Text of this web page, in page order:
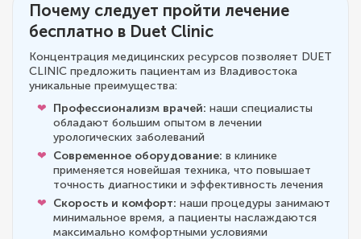
Почему следует пройти лечение
бесплатно в Duet Clinic
Концентрация медицинских ресурсов позволяет DUET
CLINIC предложить пациентам из Владивостока
уникальные преимущества:
Профессионализм врачей: наши специалисты
обладают большим опытом в лечении
урологических заболеваний
Современное оборудование: в клинике
применяется новейшая техника, что повышает
точность диагностики и эффективность лечения
Скорость и комфорт: наши процедуры занимают
минимальное время, а пациенты наслаждаются
максимально комфортными условиями